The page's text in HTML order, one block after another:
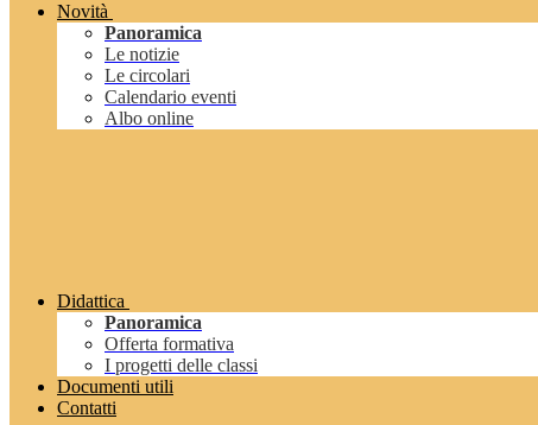
Novità
Panoramica
Le notizie
Le circolari
Calendario eventi
Albo online
Didattica
Panoramica
Offerta formativa
I progetti delle classi
Documenti utili
Contatti